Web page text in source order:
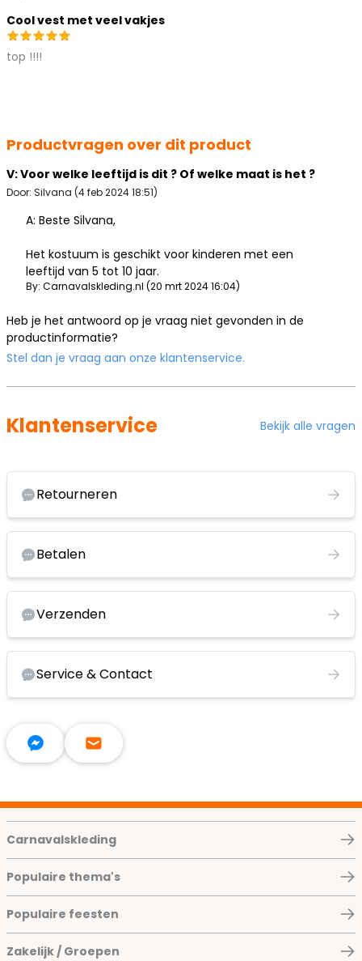
Cool vest met veel vakjes
top !!!!
Productvragen over dit product
V: Voor welke leeftijd is dit ? Of welke maat is het ?
Door: Silvana (4 feb 2024 18:51)
A: Beste Silvana,
Het kostuum is geschikt voor kinderen met een
leeftijd van 5 tot 10 jaar.
By: Carnavalskleding.nl (20 mrt 2024 16:04)
Heb je het antwoord op je vraag niet gevonden in de
productinformatie?
Stel dan je vraag aan onze klantenservice.
Klantenservice Bekijk alle vragen
Retourneren
Betalen
Verzenden
Service & Contact
Carnavalskleding
Populaire thema's
Populaire feesten
Zakelijk / Groepen